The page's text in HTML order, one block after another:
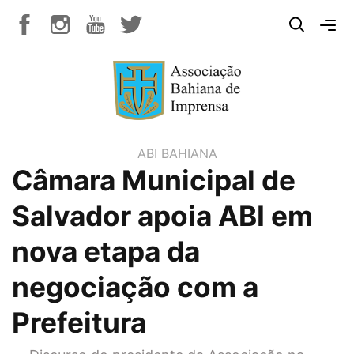
ABI BAHIANA
Câmara Municipal de
Salvador apoia ABI em
nova etapa da
negociação com a
Prefeitura